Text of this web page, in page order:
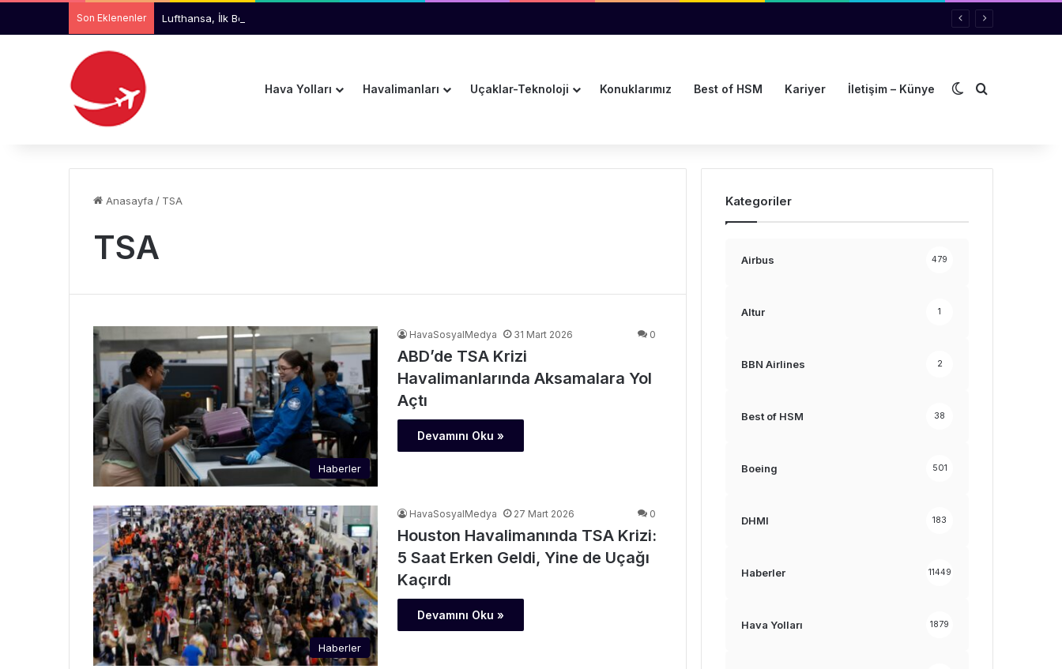
Son Eklenenler Lufthansa, İlk Boeing 777-9 Uçaklarını Reddetmeyi Değerlendiriyor
Hava Yolları Havalimanları Uçaklar-Teknoloji Konuklarımız Best of HSM Kariyer İletişim – Künye Dış görünümü
Arama yap
Anasayfa / TSA
TSA
Haberler
HavaSosyalMedya 31 Mart 2026 0
ABD’de TSA Krizi
Havalimanlarında Aksamalara Yol
Açtı
Devamını Oku »
Haberler
HavaSosyalMedya 27 Mart 2026 0
Houston Havalimanında TSA Krizi:
5 Saat Erken Geldi, Yine de Uçağı
Kaçırdı
Devamını Oku »
Kategoriler
Airbus 479
Altur 1
BBN Airlines 2
Best of HSM 38
Boeing 501
DHMI 183
Haberler 11449
Hava Yolları 1879